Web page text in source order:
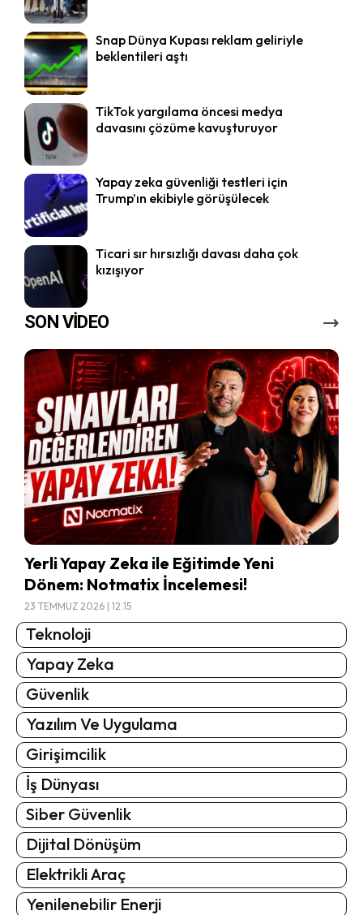
Snap Dünya Kupası reklam geliriyle
beklentileri aştı
TikTok yargılama öncesi medya
davasını çözüme kavuşturuyor
Yapay zeka güvenliği testleri için
Trump’ın ekibiyle görüşülecek
Ticari sır hırsızlığı davası daha çok
kızışıyor
SON VİDEO
Yerli Yapay Zeka ile Eğitimde Yeni
Dönem: Notmatix İncelemesi!
23 TEMMUZ 2026 | 12:15
Teknoloji
Yapay Zeka
Güvenlik
Yazılım Ve Uygulama
Girişimcilik
İş Dünyası
Siber Güvenlik
Dijital Dönüşüm
Elektrikli Araç
Yenilenebilir Enerji